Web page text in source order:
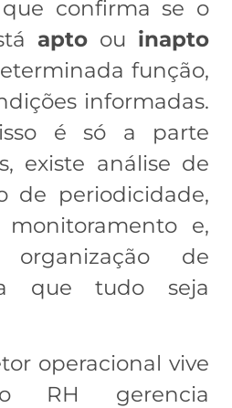
que confirma se o
apto ou inapto
função,
informadas.
é só a parte
existe análise de
de periodicidade,
monitoramento e,
de
que tudo seja
operacional vive
RH gerencia